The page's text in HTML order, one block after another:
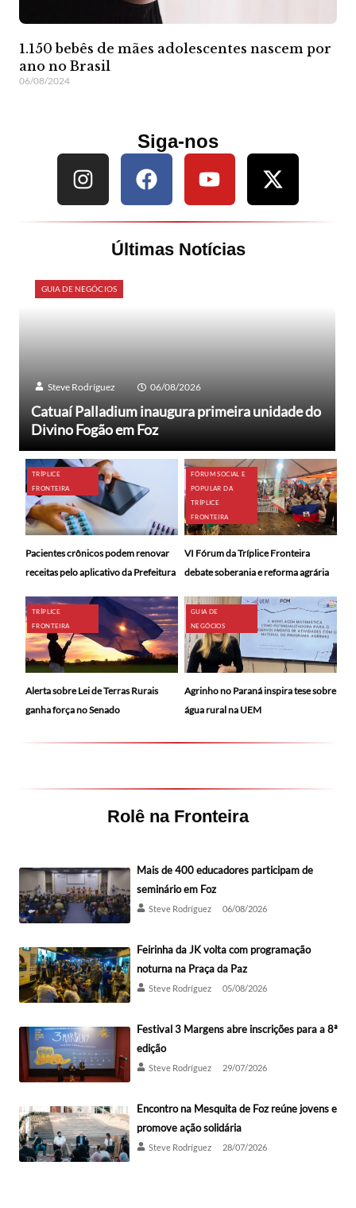
1.150 bebês de mães adolescentes nascem por
ano no Brasil
06/08/2024
Siga-nos
Últimas Notícias
GUIA DE NEGÓCIOS
Steve Rodríguez 06/08/2026
Catuaí Palladium inaugura primeira unidade do
Divino Fogão em Foz
TRÍPLICE
FRONTEIRA
Pacientes crônicos podem renovar
receitas pelo aplicativo da Prefeitura
FÓRUM SOCIAL E
POPULAR DA
TRÍPLICE
FRONTEIRA
VI Fórum da Tríplice Fronteira
debate soberania e reforma agrária
TRÍPLICE
FRONTEIRA
Alerta sobre Lei de Terras Rurais
ganha força no Senado
GUIA DE
NEGÓCIOS
Agrinho no Paraná inspira tese sobre
água rural na UEM
Rolê na Fronteira
Mais de 400 educadores participam de
seminário em Foz
Steve Rodríguez 06/08/2026
Feirinha da JK volta com programação
noturna na Praça da Paz
Steve Rodríguez 05/08/2026
Festival 3 Margens abre inscrições para a 8ª
edição
Steve Rodríguez 29/07/2026
Encontro na Mesquita de Foz reúne jovens e
promove ação solidária
Steve Rodríguez 28/07/2026